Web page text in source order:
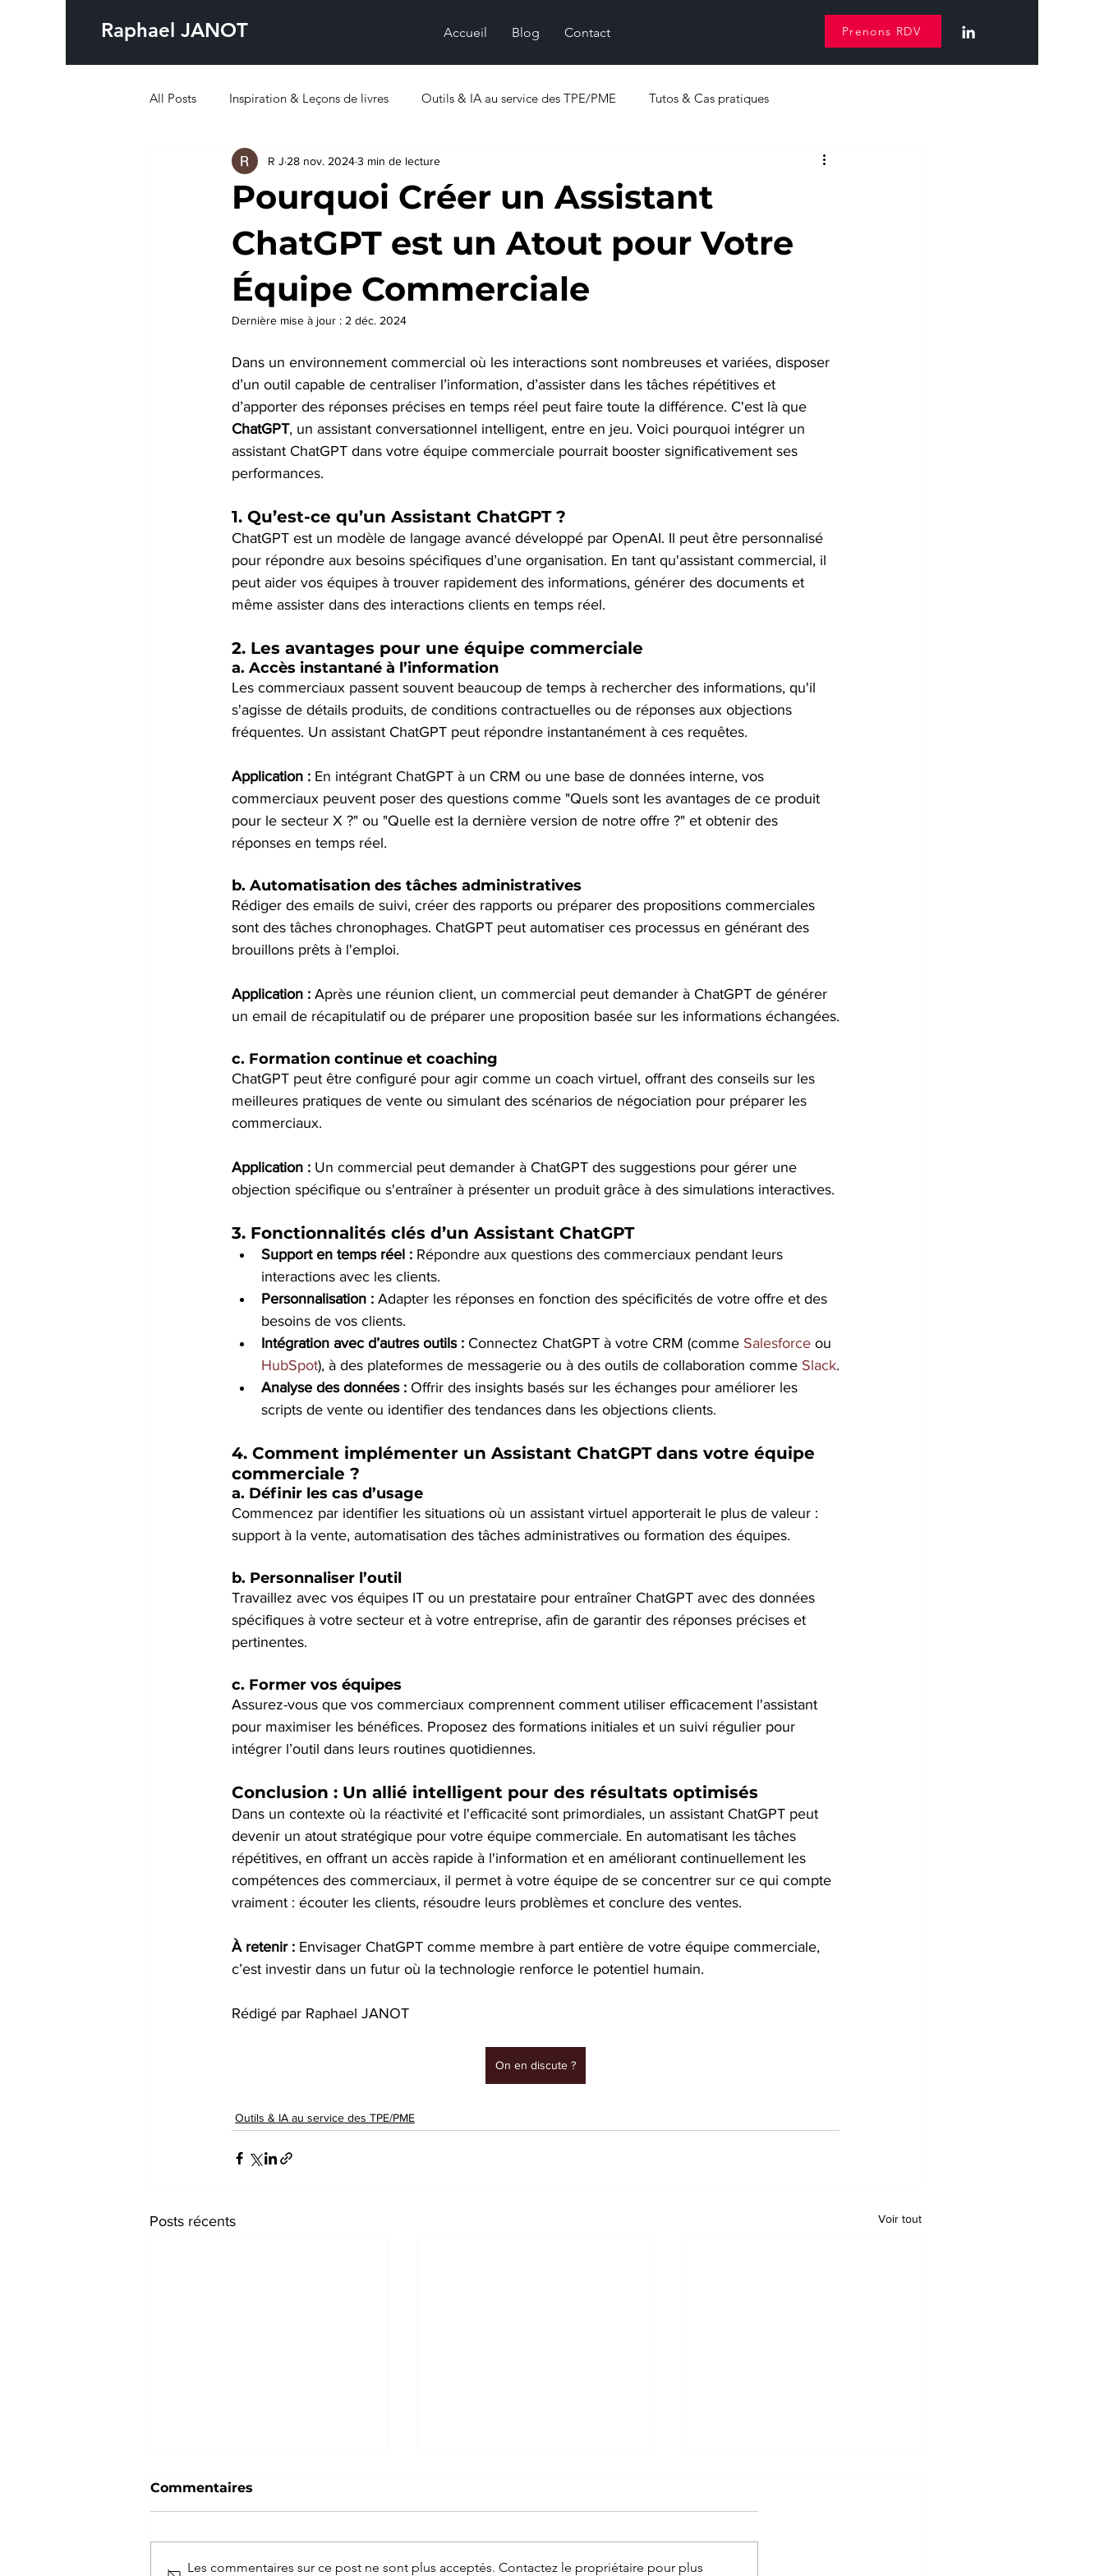
Raphael JANOT Accueil Blog Contact Prenons RDV
All Posts Inspiration & Leçons de livres Outils & IA au service des TPE/PME Tutos & Cas pratiques
Pourquoi Créer un Assistant
ChatGPT est un Atout pour Votre
Équipe Commerciale
R J 28 nov. 20243 min de lecture
Dernière mise à jour : 2 déc. 2024
Dans un environnement commercial où les interactions sont nombreuses et variées, disposer
d’un outil capable de centraliser l’information, d’assister dans les tâches répétitives et
d’apporter des réponses précises en temps réel peut faire toute la différence. C'est là que
ChatGPT, un assistant conversationnel intelligent, entre en jeu. Voici pourquoi intégrer un
assistant ChatGPT dans votre équipe commerciale pourrait booster significativement ses
performances.
1. Qu’est-ce qu’un Assistant ChatGPT ?
ChatGPT est un modèle de langage avancé développé par OpenAI. Il peut être personnalisé
pour répondre aux besoins spécifiques d’une organisation. En tant qu'assistant commercial, il
peut aider vos équipes à trouver rapidement des informations, générer des documents et
même assister dans des interactions clients en temps réel.
2. Les avantages pour une équipe commerciale
a. Accès instantané à l’information
Les commerciaux passent souvent beaucoup de temps à rechercher des informations, qu'il
s'agisse de détails produits, de conditions contractuelles ou de réponses aux objections
fréquentes. Un assistant ChatGPT peut répondre instantanément à ces requêtes.
Application : En intégrant ChatGPT à un CRM ou une base de données interne, vos
commerciaux peuvent poser des questions comme "Quels sont les avantages de ce produit
pour le secteur X ?" ou "Quelle est la dernière version de notre offre ?" et obtenir des
réponses en temps réel.
b. Automatisation des tâches administratives
Rédiger des emails de suivi, créer des rapports ou préparer des propositions commerciales
sont des tâches chronophages. ChatGPT peut automatiser ces processus en générant des
brouillons prêts à l'emploi.
Application : Après une réunion client, un commercial peut demander à ChatGPT de générer
un email de récapitulatif ou de préparer une proposition basée sur les informations échangées.
c. Formation continue et coaching
ChatGPT peut être configuré pour agir comme un coach virtuel, offrant des conseils sur les
meilleures pratiques de vente ou simulant des scénarios de négociation pour préparer les
commerciaux.
Application : Un commercial peut demander à ChatGPT des suggestions pour gérer une
objection spécifique ou s'entraîner à présenter un produit grâce à des simulations interactives.
3. Fonctionnalités clés d’un Assistant ChatGPT
Support en temps réel : Répondre aux questions des commerciaux pendant leurs
interactions avec les clients.
Personnalisation : Adapter les réponses en fonction des spécificités de votre offre et des
besoins de vos clients.
Intégration avec d’autres outils : Connectez ChatGPT à votre CRM (comme Salesforce ou
HubSpot), à des plateformes de messagerie ou à des outils de collaboration comme Slack.
Analyse des données : Offrir des insights basés sur les échanges pour améliorer les
scripts de vente ou identifier des tendances dans les objections clients.
4. Comment implémenter un Assistant ChatGPT dans votre équipe
commerciale ?
a. Définir les cas d’usage
Commencez par identifier les situations où un assistant virtuel apporterait le plus de valeur :
support à la vente, automatisation des tâches administratives ou formation des équipes.
b. Personnaliser l’outil
Travaillez avec vos équipes IT ou un prestataire pour entraîner ChatGPT avec des données
spécifiques à votre secteur et à votre entreprise, afin de garantir des réponses précises et
pertinentes.
c. Former vos équipes
Assurez-vous que vos commerciaux comprennent comment utiliser efficacement l'assistant
pour maximiser les bénéfices. Proposez des formations initiales et un suivi régulier pour
intégrer l’outil dans leurs routines quotidiennes.
Conclusion : Un allié intelligent pour des résultats optimisés
Dans un contexte où la réactivité et l'efficacité sont primordiales, un assistant ChatGPT peut
devenir un atout stratégique pour votre équipe commerciale. En automatisant les tâches
répétitives, en offrant un accès rapide à l'information et en améliorant continuellement les
compétences des commerciaux, il permet à votre équipe de se concentrer sur ce qui compte
vraiment : écouter les clients, résoudre leurs problèmes et conclure des ventes.
À retenir : Envisager ChatGPT comme membre à part entière de votre équipe commerciale,
c’est investir dans un futur où la technologie renforce le potentiel humain.
Rédigé par Raphael JANOT
On en discute ?
Outils & IA au service des TPE/PME
Posts récents Voir tout
Commentaires
Les commentaires sur ce post ne sont plus acceptés. Contactez le propriétaire pour plus